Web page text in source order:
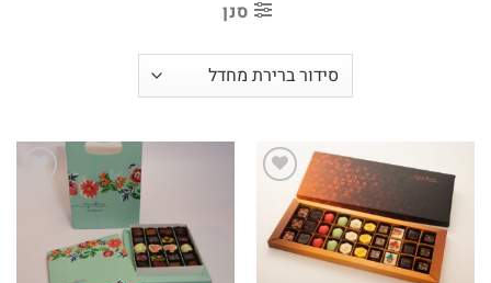
סנן
Add to
wishlist